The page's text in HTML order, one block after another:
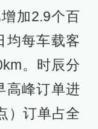
加2.9个百
均每车载客
。时辰分
高峰订单进
）订单占全